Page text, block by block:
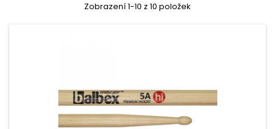
Zobrazení 1-10 z 10 položek